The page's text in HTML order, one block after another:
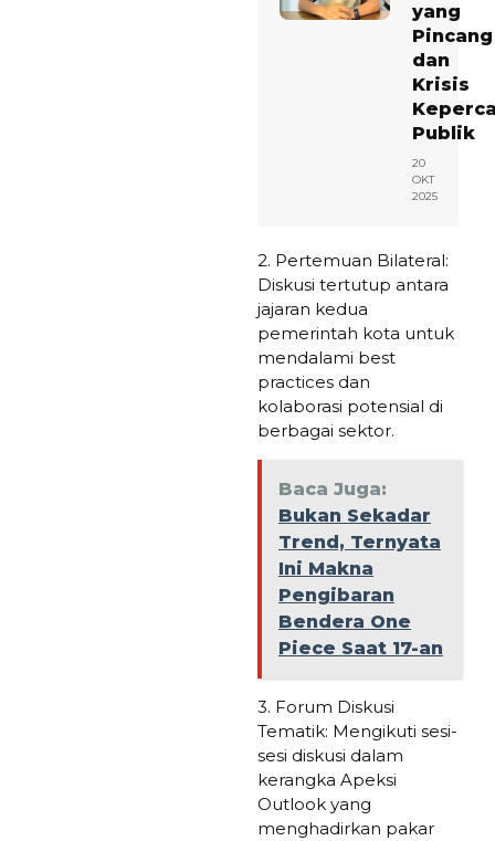
yang
Pincang
dan
Krisis
Publik
20
OKT
2025
2. Pertemuan Bilateral:
Diskusi tertutup antara
jajaran kedua
pemerintah kota untuk
mendalami best
practices dan
kolaborasi potensial di
berbagai sektor.
Baca Juga:
Bukan Sekadar
Trend, Ternyata
Ini Makna
Pengibaran
Bendera One
Piece Saat 17-an
3. Forum Diskusi
Tematik: Mengikuti sesi-
sesi diskusi dalam
kerangka Apeksi
Outlook yang
menghadirkan pakar